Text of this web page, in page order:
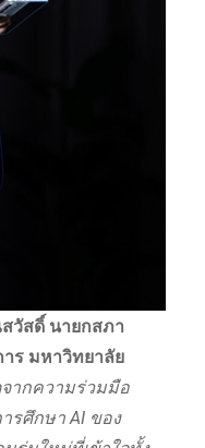
วัสดิ์ นายกสภา
ร มหาวิทยาลัย
จากความร่วมมือ
รศึกษา AI ของ